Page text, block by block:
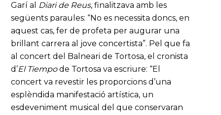
Garí al Diari de Reus, finalitzava amb les
següents paraules: “No es necessita doncs, en
aquest cas, fer de profeta per augurar una
brillant carrera al jove concertista”. Pel que fa
al concert del Balneari de Tortosa, el cronista
d’El Tiempode Tortosa va escriure: “El
concert va revestir les proporcions d’una
esplèndida manifestació artística, un
esdeveniment musical del que conservaran